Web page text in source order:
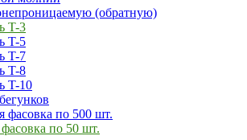
(обратную)
T-3
T-5
T-7
T-8
T-10
фасовка по 500 шт.
по 50 шт.